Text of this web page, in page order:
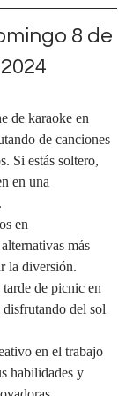
8 de
de karaoke en
de canciones
Si estás soltero,
en una
en
más
la diversión.
de picnic en
del sol
en el trabajo
habilidades y